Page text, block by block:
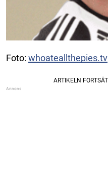
Foto: whoateallthepies.tv